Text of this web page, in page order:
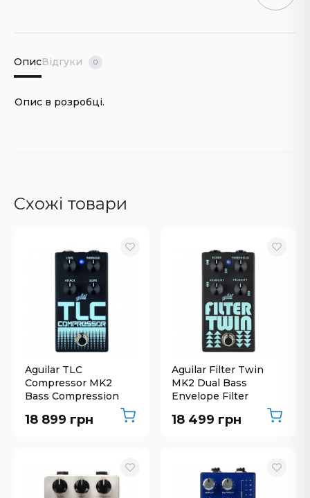
ОписВідгуки 0
Опис в розробці.
Схожі товари
Aguilar TLC
Compressor MK2
Bass Compression
18 899 грн
Aguilar Filter Twin
MK2 Dual Bass
Envelope Filter
18 499 грн